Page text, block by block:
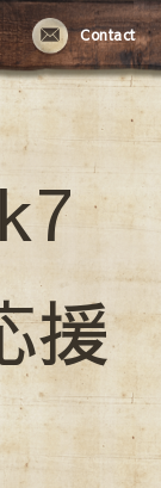
Contact
援